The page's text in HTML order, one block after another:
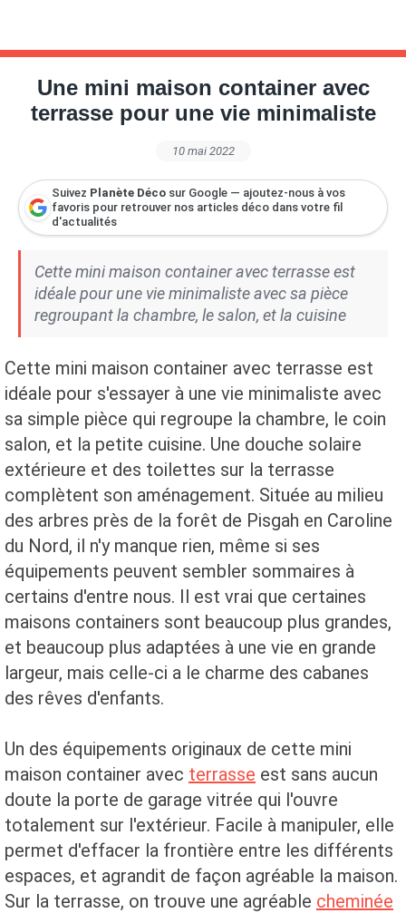
Une mini maison container avec
terrasse pour une vie minimaliste
10 mai 2022
Suivez Planète Déco sur Google — ajoutez-nous à vos
favoris pour retrouver nos articles déco dans votre fil
d'actualités
Cette mini maison container avec terrasse est
idéale pour une vie minimaliste avec sa pièce
regroupant la chambre, le salon, et la cuisine
Cette mini maison container avec terrasse est
idéale pour s'essayer à une vie minimaliste avec
sa simple pièce qui regroupe la chambre, le coin
salon, et la petite cuisine. Une douche solaire
extérieure et des toilettes sur la terrasse
complètent son aménagement. Située au milieu
des arbres près de la forêt de Pisgah en Caroline
du Nord, il n'y manque rien, même si ses
équipements peuvent sembler sommaires à
certains d'entre nous. Il est vrai que certaines
maisons containers sont beaucoup plus grandes,
et beaucoup plus adaptées à une vie en grande
largeur, mais celle-ci a le charme des cabanes
des rêves d'enfants.
Un des équipements originaux de cette mini
maison container avec terrasse est sans aucun
doute la porte de garage vitrée qui l'ouvre
totalement sur l'extérieur. Facile à manipuler, elle
permet d'effacer la frontière entre les différents
espaces, et agrandit de façon agréable la maison.
Sur la terrasse, on trouve une agréable cheminée